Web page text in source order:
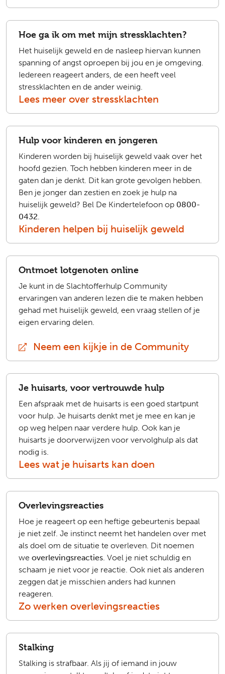
Hoe ga ik om met mijn stressklachten?
Het huiselijk geweld en de nasleep hiervan kunnen
spanning of angst oproepen bij jou en je omgeving.
Iedereen reageert anders, de een heeft veel
stressklachten en de ander weinig.
Lees meer over stressklachten
Hulp voor kinderen en jongeren
Kinderen worden bij huiselijk geweld vaak over het
hoofd gezien. Toch hebben kinderen meer in de
gaten dan je denkt. Dit kan grote gevolgen hebben.
Ben je jonger dan zestien en zoek je hulp na
huiselijk geweld? Bel De Kindertelefoon op 0800-
0432.
Kinderen helpen bij huiselijk geweld
Ontmoet lotgenoten online
Je kunt in de Slachtofferhulp Community
ervaringen van anderen lezen die te maken hebben
gehad met huiselijk geweld, een vraag stellen of je
eigen ervaring delen.
Neem een kijkje in de Community
Je huisarts, voor vertrouwde hulp
Een afspraak met de huisarts is een goed startpunt
voor hulp. Je huisarts denkt met je mee en kan je
op weg helpen naar verdere hulp. Ook kan je
huisarts je doorverwijzen voor vervolghulp als dat
nodig is.
Lees wat je huisarts kan doen
Overlevingsreacties
Hoe je reageert op een heftige gebeurtenis bepaal
je niet zelf. Je instinct neemt het handelen over met
als doel om de situatie te overleven. Dit noemen
we overlevingsreacties. Voel je niet schuldig en
schaam je niet voor je reactie. Ook niet als anderen
zeggen dat je misschien anders had kunnen
reageren.
Zo werken overlevingsreacties
Stalking
Stalking is strafbaar. Als jij of iemand in jouw